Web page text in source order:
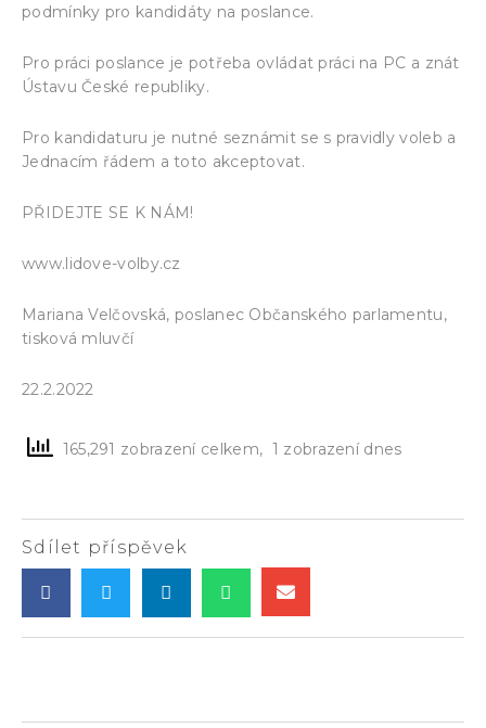
podmínky pro kandidáty na poslance.
Pro práci poslance je potřeba ovládat práci na PC a znát
Ústavu České republiky.
Pro kandidaturu je nutné seznámit se s pravidly voleb a
Jednacím řádem a toto akceptovat.
PŘIDEJTE SE K NÁM!
www.lidove-volby.cz
Mariana Velčovská, poslanec Občanského parlamentu,
tisková mluvčí
22.2.2022
165,291 zobrazení celkem, 1 zobrazení dnes
Sdílet příspěvek